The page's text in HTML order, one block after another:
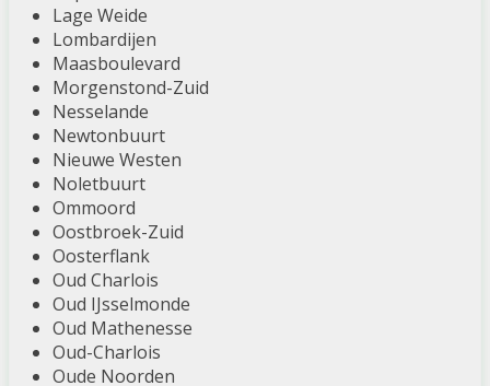
Lage Weide
Lombardijen
Maasboulevard
Morgenstond-Zuid
Nesselande
Newtonbuurt
Nieuwe Westen
Noletbuurt
Ommoord
Oostbroek-Zuid
Oosterflank
Oud Charlois
Oud IJsselmonde
Oud Mathenesse
Oud-Charlois
Oude Noorden